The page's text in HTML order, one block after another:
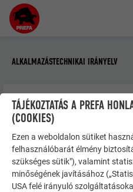
ALKALMAZÁSTECHNIKAI IRÁNYELV
Homlokzat
Extrudált
Megmunkálás és beépítés
CSOMÓPONTOK ÉS
TÁJÉKOZTATÁS A PREFA
(COOKIES)
Ezen a weboldalon sütiket
felhasználóbarát élmény
szükséges sütik"), valamint
minőségének javításához
USA felé irányuló